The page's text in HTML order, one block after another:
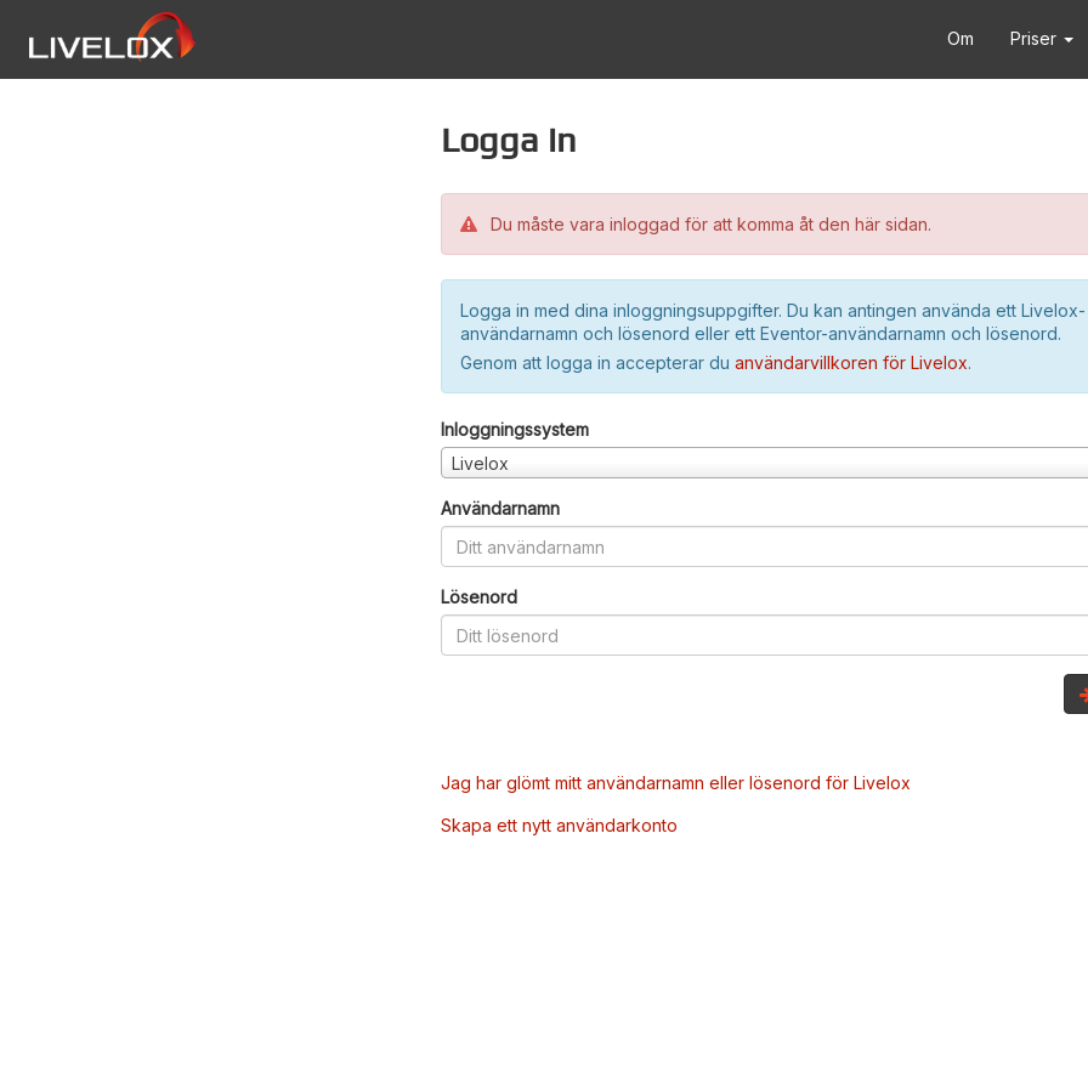
Om Priser
Logga in
Du måste vara inloggad för att komma åt den här sidan.
Logga in med dina inloggningsuppgifter. Du kan antingen använda ett Livelox-
användarnamn och lösenord eller ett Eventor-användarnamn och lösenord.
Genom att logga in accepterar du användarvillkoren för Livelox.
Inloggningssystem
Livelox
Användarnamn
Lösenord
Jag har glömt mitt användarnamn eller lösenord för Livelox
Skapa ett nytt användarkonto